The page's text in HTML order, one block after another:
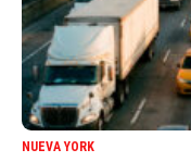
NUEVA YORK